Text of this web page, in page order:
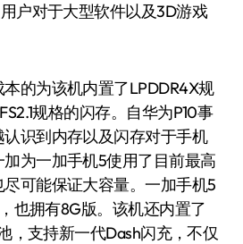
户对于大型软件以及3D游戏
的为该机内置了LPDDR4X规
规格的闪存。自华为P10事
识到内存以及闪存对于手机
为一加手机5使用了目前最高
可能保证大容量。一加手机5
也拥有8G版。该机还内置了
，支持新一代Dash闪充，不仅